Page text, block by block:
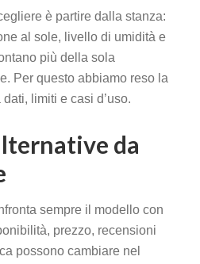
è partire dalla stanza:
al sole, livello di umidità e
più della sola
Per questo abbiamo reso la
limiti e casi d’uso.
da
sempre il modello con
prezzo, recensioni
possono cambiare nel